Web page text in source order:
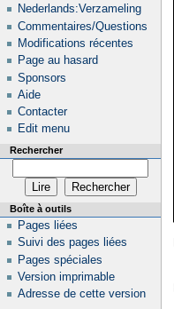
Nederlands:Verzameling
Commentaires/Questions
Modifications récentes
Page au hasard
Sponsors
Aide
Contacter
Edit menu
Rechercher
Boîte à outils
Pages liées
Suivi des pages liées
Pages spéciales
Version imprimable
Adresse de cette version